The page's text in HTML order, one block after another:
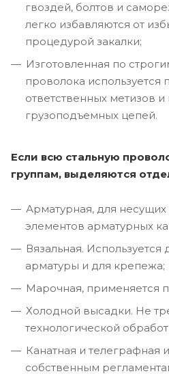
гвоздей, болтов и
легко избавляются от
процедурой закалки;
Изготовленная по
проволока используется
ответственных метизов
грузоподъемных цепей.
Если всю стальную
группам, выделяются
Арматурная, для
элементов арматурных
Вязальная.
арматуры и для крепежа;
Марочная, применяется
Холодной высадки. Не
технологической
Канатная и телеграфная
собственным